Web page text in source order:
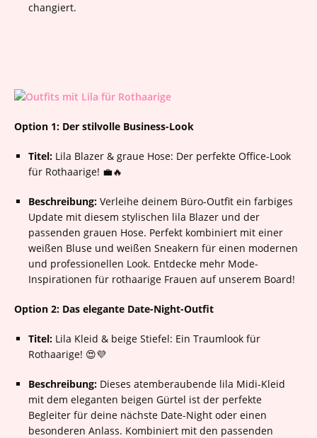
changiert.
Option 1: Der stilvolle Business-Look
Titel: Lila Blazer & graue Hose: Der perfekte Office-Look
für Rothaarige! 💼🔥
Beschreibung: Verleihe deinem Büro-Outfit ein farbiges
Update mit diesem stylischen lila Blazer und der
passenden grauen Hose. Perfekt kombiniert mit einer
weißen Bluse und weißen Sneakern für einen modernen
und professionellen Look. Entdecke mehr Mode-
Inspirationen für rothaarige Frauen auf unserem Board!
Option 2: Das elegante Date-Night-Outfit
Titel: Lila Kleid & beige Stiefel: Ein Traumlook für
Rothaarige! 😍💜
Beschreibung: Dieses atemberaubende lila Midi-Kleid
mit dem eleganten beigen Gürtel ist der perfekte
Begleiter für deine nächste Date-Night oder einen
besonderen Anlass. Kombiniert mit den passenden